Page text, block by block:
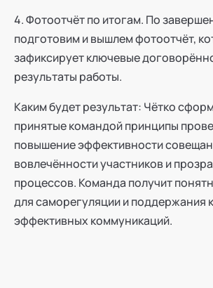
4. Фотоотчёт по итогам. По
подготовим и вышлем фотоотчёт,
зафиксирует ключевые
результаты работы.
Каким будет результат: Чётко
принятые командой принципы
повышение эффективности
вовлечённости участников и
процессов. Команда получит
для саморегуляции и поддержания
эффективных коммуникаций.